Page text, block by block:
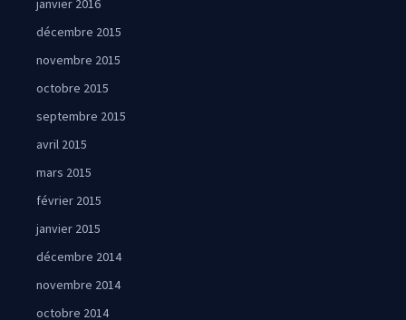
janvier 2016
décembre 2015
novembre 2015
octobre 2015
septembre 2015
avril 2015
mars 2015
février 2015
janvier 2015
décembre 2014
novembre 2014
octobre 2014